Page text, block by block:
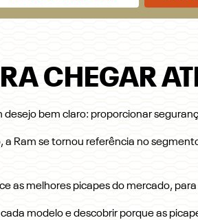
CHEGAR
desejo bem claro: proporcionar
a Ram se tornou referência no
as melhores picapes do mercado,
modelo e descobrir porque as